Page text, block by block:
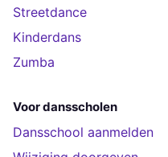
Streetdance
Kinderdans
Zumba
Voor dansscholen
Dansschool aanmelden